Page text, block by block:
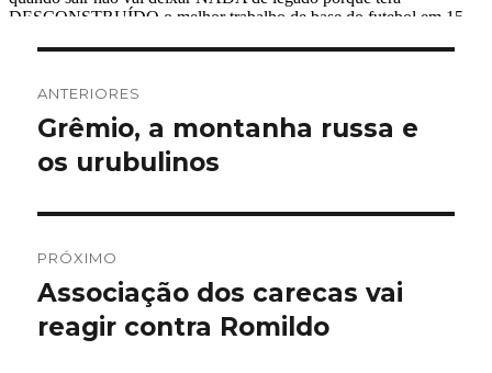
de
Post
ANTERIORES
Post
anterior:
Grêmio, a montanha russa e
os urubulinos
PRÓXIMO
Próximo
post:
Associação dos carecas vai
reagir contra Romildo